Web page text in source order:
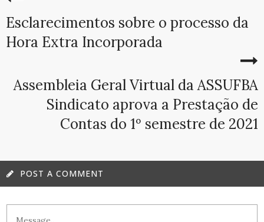
Esclarecimentos sobre o processo da
Hora Extra Incorporada
Assembleia Geral Virtual da ASSUFBA
Sindicato aprova a Prestação de
Contas do 1º semestre de 2021
POST A COMMENT